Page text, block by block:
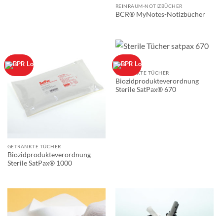
REINRAUM-NOTIZBÜCHER
BCR® MyNotes-Notizbücher
GETRÄNKTE TÜCHER
Biozidprodukteverordnung
Sterile SatPax® 1000
GETRÄNKTE TÜCHER
Biozidprodukteverordnung
Sterile SatPax® 670